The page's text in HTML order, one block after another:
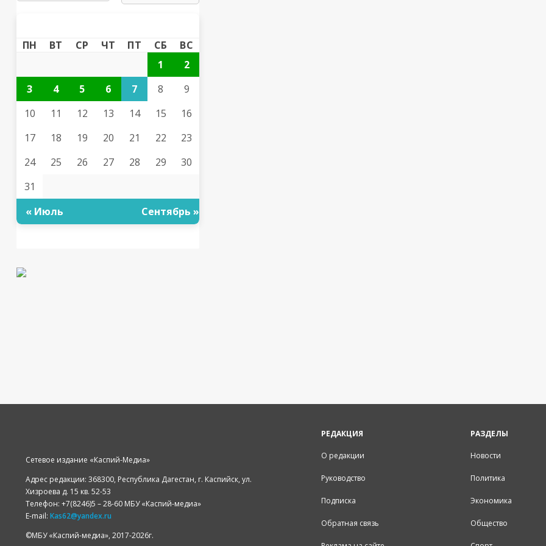
ПН ВТ СР ЧТ ПТ СБ
ВС
1
2
3
4 5 6 7 8
9
10
11 12 13 14 15
16
17
18 19 20 21 22
23
24
25 26 27 28 29
30
31
« Июль
Сентябрь »
Сетевое издание «Каспий-Медиа»
Адрес редакции: 368300, Республика Дагестан, г. Каспийск, ул.
Хизроева д. 15 кв. 52-53
Телефон: +7(8246)5 – 28-60 МБУ «Каспий-медиа»
E-mail: Kas62@yandex.ru
©️МБУ «Каспий-медиа», 2017-2026г.
РЕДАКЦИЯ
О редакции
Руководство
Подписка
Обратная связь
РАЗДЕЛЫ
Новости
Политика
Экономика
Общество